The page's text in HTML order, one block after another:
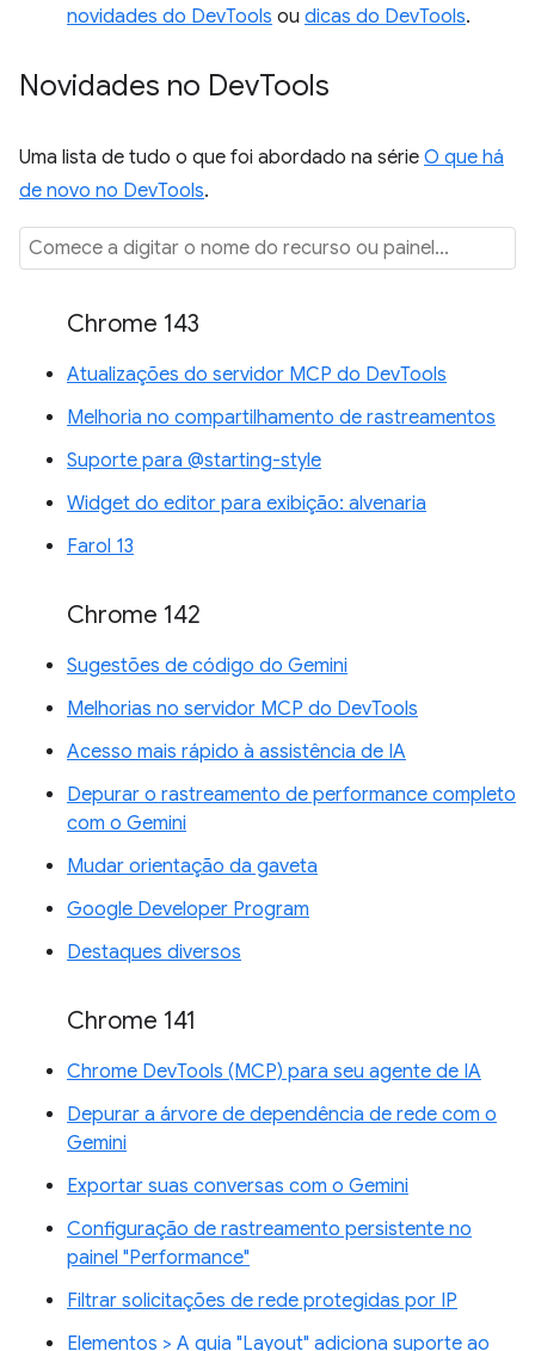
novidades do DevTools ou dicas do DevTools.
Novidades no DevTools
Uma lista de tudo o que foi abordado na série O que há
de novo no DevTools.
Chrome 143
Atualizações do servidor MCP do DevTools
Melhoria no compartilhamento de rastreamentos
Suporte para @starting-style
Widget do editor para exibição: alvenaria
Farol 13
Chrome 142
Sugestões de código do Gemini
Melhorias no servidor MCP do DevTools
Acesso mais rápido à assistência de IA
Depurar o rastreamento de performance completo
com o Gemini
Mudar orientação da gaveta
Google Developer Program
Destaques diversos
Chrome 141
Chrome DevTools (MCP) para seu agente de IA
Depurar a árvore de dependência de rede com o
Gemini
Exportar suas conversas com o Gemini
Configuração de rastreamento persistente no
painel "Performance"
Filtrar solicitações de rede protegidas por IP
Elementos > A guia "Layout" adiciona suporte ao